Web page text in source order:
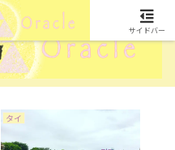
タイ
サイドバー